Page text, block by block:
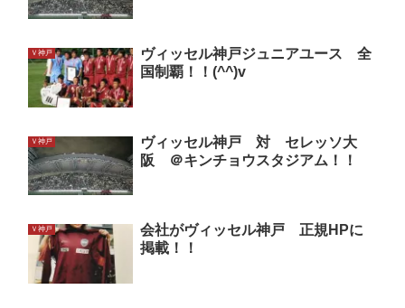
Ｖ神戸
ヴィッセル神戸ジュニアユース 全
国制覇！！(^^)v
Ｖ神戸
ヴィッセル神戸 対 セレッソ大
阪 ＠キンチョウスタジアム！！
Ｖ神戸
会社がヴィッセル神戸 正規HPに
掲載！！